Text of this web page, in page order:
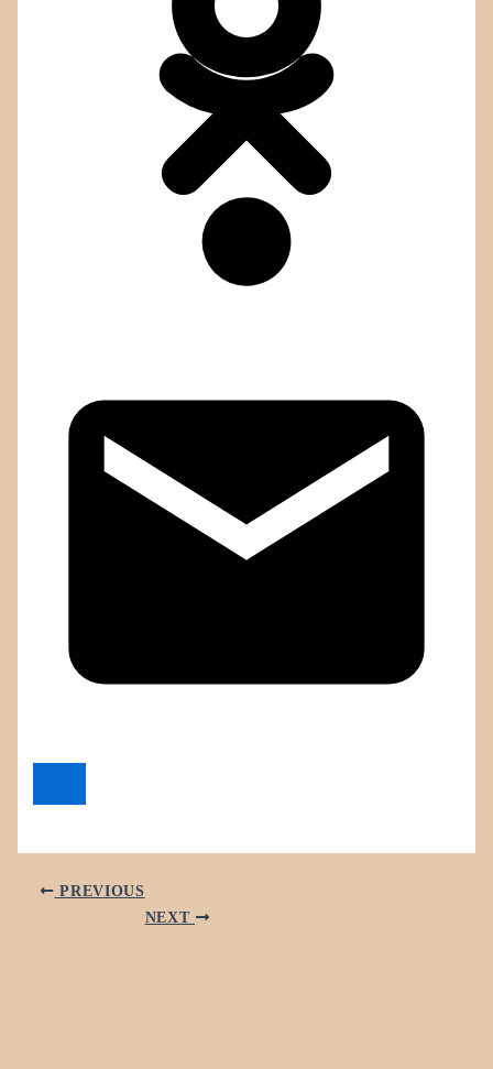
PREVIOUS
NEXT